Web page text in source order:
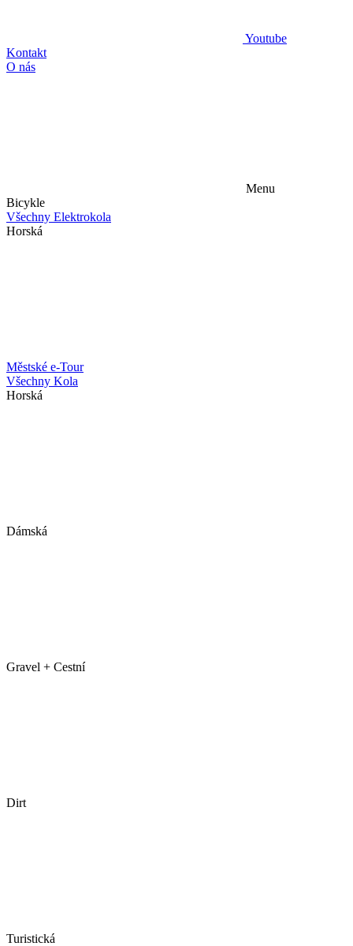
Youtube
Kontakt
O nás
Menu
Bicykle
Všechny Elektrokola
Horská
Městské e-Tour
Všechny Kola
Horská
Dámská
Gravel + Cestní
Dirt
Turistická